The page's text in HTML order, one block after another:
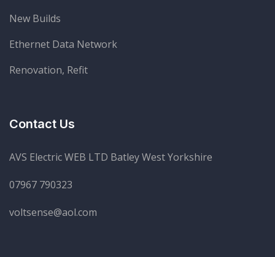
New Builds
Ethernet Data Network
Renovation, Refit
Contact Us
AVS Electric WEB LTD Batley West Yorkshire
07967 790323
voltsense@aol.com